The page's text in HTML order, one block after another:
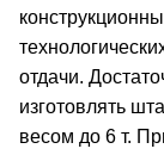
отдачи.
изготовлять
весом до 6 т.